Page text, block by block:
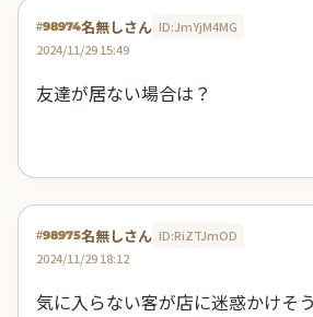
#98974名無しさん ID:JmYjM4MG
2024/11/29 15:49
友達が居ない場合は？
#98975名無しさん ID:RiZTJmOD
2024/11/29 18:12
気に入らない客が店に迷惑かけそ